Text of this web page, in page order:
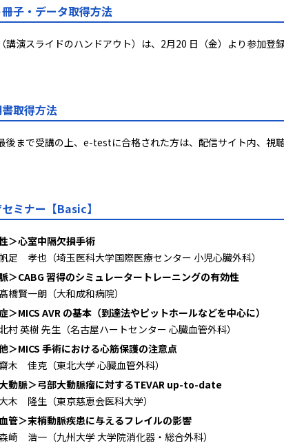
子・データ取得方法
講演スライドのハンドアウト）は、2月20 日（金）より参加登
取得方法
後まで受講の上、e-testに合格された方は、配信サイト内、視
ミナー【Basic】
＞心室中隔欠損手術
足 孝也（埼玉医科大学国際医療センター 小児心臓外科）
＞CABG 習得のシミュレータートレーニングの有効性
橋賢一朗（大和成和病院）
＞MICS AVR の基本（到達法やピットホールなどを中心に）
村 英樹 先生（名古屋ハートセンター 心臓血管外科）
＞MICS 手術における心筋保護の注意点
木 佳克（東北大学 心臓血管外科）
動脈＞弓部大動脈瘤に対するTEVAR up-to-date
木 隆生（東京慈恵会医科大学）
管＞末梢動脈疾患に与えるフレイルの影響
崎 浩一（九州大学 大学院消化器・総合外科）